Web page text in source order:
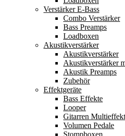
Verstärker E-Bass
Combo Verstärker
Bass Preamps
Loadboxen
Akustikverstärker
Akustikverstärker
Akustikverstärker
Akustik Preamps
Zubehör
Effektgeräte
Bass Effekte
Looper
Gitarren
Volumen Pedale
Stompboxen